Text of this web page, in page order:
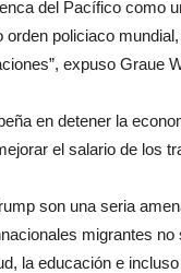
del Pacífico como
policiaco
expuso Graue
en detener la
el salario de los
son una seria
migrantes
la educación e